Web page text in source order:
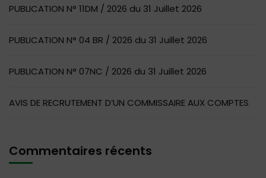
PUBLICATION N° 11DM / 2026 du 31 Juillet 2026
PUBLICATION N° 04 BR / 2026 du 31 Juillet 2026
PUBLICATION N° 07NC / 2026 du 31 Juillet 2026
AVIS DE RECRUTEMENT D’UN COMMISSAIRE AUX COMPTES
Commentaires récents